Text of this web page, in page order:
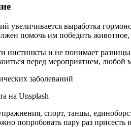
увеличивается выработка
помочь им победить животное,
инстинкты и не понимает
перед мероприятием, любой
на Unsplash
спорт, танцы,
попробовать пару раз присесть